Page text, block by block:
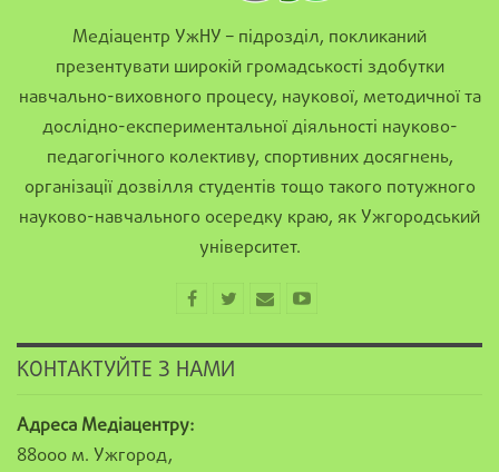
Медіацентр УжНУ – підрозділ, покликаний
презентувати широкій громадськості здобутки
навчально-виховного процесу, наукової, методичної та
дослідно-експериментальної діяльності науково-
педагогічного колективу, спортивних досягнень,
організації дозвілля студентів тощо такого потужного
науково-навчального осередку краю, як Ужгородський
університет.
КОНТАКТУЙТЕ З НАМИ
Адреса Медіацентру:
88000 м. Ужгород,